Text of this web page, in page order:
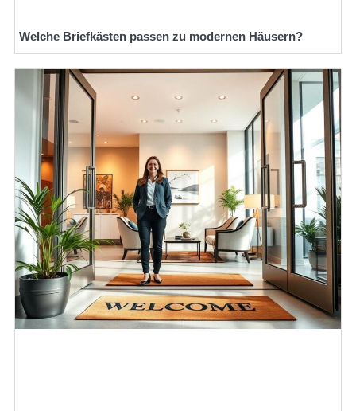
Welche Briefkästen passen zu modernen Häusern?